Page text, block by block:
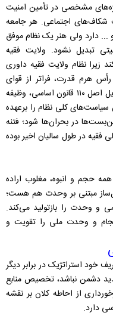
مشخصی در تأمین امنیت
شکاف‌های اجتماعی. هر جامعه
دارد ولی هنر یک نظام موفق
تبدیل نشود. ولایت فقیه
زیرا نظام ولایت فقیه داوری
هرم قدرت، فراتر از قوای
سه‌گانه و جناح‌های سیاسی قرار دارد لذا در ذیل اصل ۱۱۰ قانون اساسی، وظیفه
کلی نظام را برعهده
در بحران‌ها شود؛ فتنه
مدیریت ولی فقیه در طول سالیان اخیر بوده
حجم و انبوه، مغلوب اراده
مبتنی بر وحدت هم هست؛
و وحدت را بازتولید می‌کند.
به خوبی انسجام و وحدت ملی را تقویت و
خود استراتژیک در برابر دیگر
دشمن نباشد، تخصیص منابع
از احاطه کلان بر نقشه
دارد.